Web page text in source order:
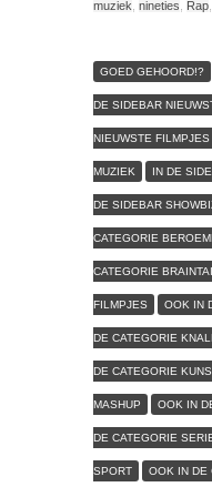
muziek nineties Rap
GOED GEHOORD!?
DE SIDEBAR
NIEUWSTE FILMPJES
MUZIEK IN DE
DE SIDEBAR
CATEGORIE
CATEGORIE
FILMPJES OOK IN
DE CATEGORIE
DE CATEGORIE
MASHUP OOK IN
DE CATEGORIE
SPORT OOK IN DE